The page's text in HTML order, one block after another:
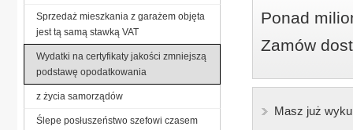
Ponad
Zamów
Masz już
Sprzedaż mieszkania z garażem objęta
jest tą samą stawką VAT
Wydatki na certyfikaty jakości zmniejszą
podstawę opodatkowania
z życia samorządów
Ślepe posłuszeństwo szefowi czasem